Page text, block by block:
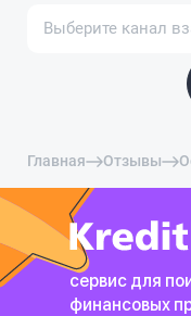
Выберите канал
Главная Отзывы
сервис для
финансовых